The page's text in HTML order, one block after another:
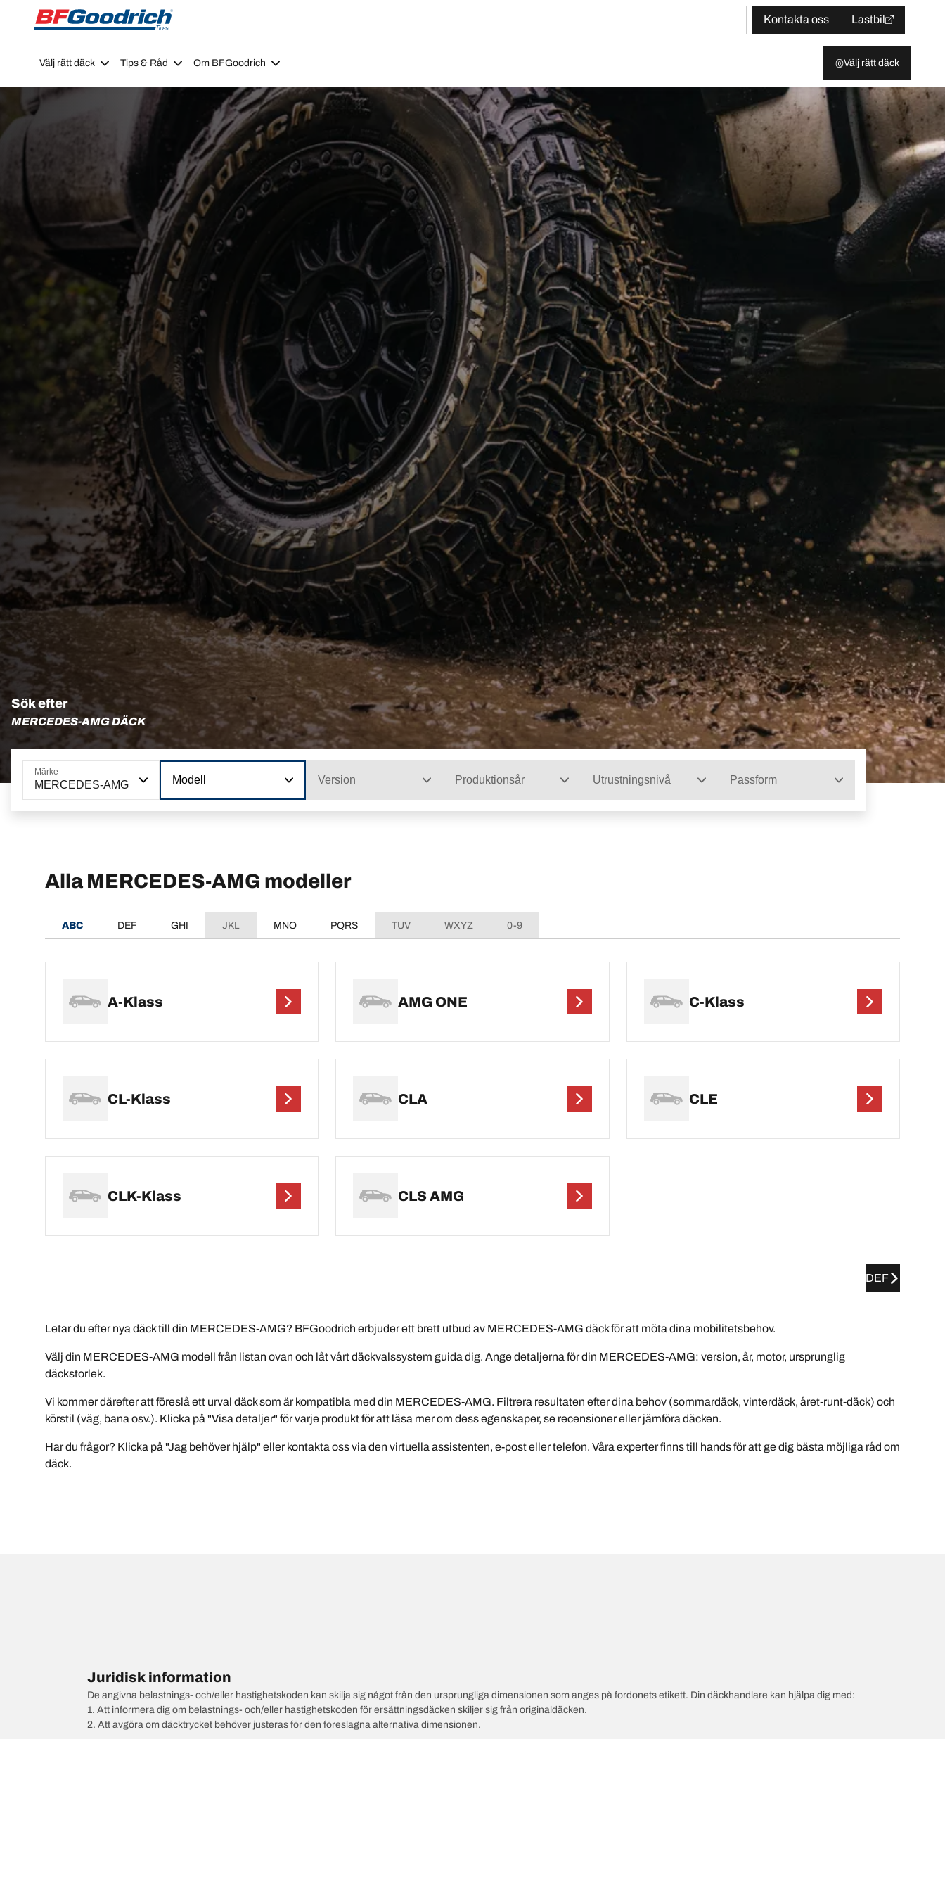
Go to page content
Go to page navigation
Kontakta oss
Lastbil
Välj rätt däck Tips & Råd Om BFGoodrich Välj rätt däck
Sök efter
MERCEDES-AMG DÄCK
Märke
MERCEDES-AMG Modell Version Produktionsår Utrustningsnivå Passform
Alla MERCEDES-AMG modeller
ABC DEF GHI JKL MNO PQRS TUV WXYZ 0-9
A-Klass AMG ONE C-Klass
CL-Klass CLA CLE
CLK-Klass CLS AMG
DEF
Letar du efter nya däck till din MERCEDES-AMG? BFGoodrich erbjuder ett brett utbud av MERCEDES-AMG däck för att möta dina mobilitetsbehov.
Välj din MERCEDES-AMG modell från listan ovan och låt vårt däckvalssystem guida dig. Ange detaljerna för din MERCEDES-AMG: version, år, motor, ursprunglig
däckstorlek.
Vi kommer därefter att föreslå ett urval däck som är kompatibla med din MERCEDES-AMG. Filtrera resultaten efter dina behov (sommardäck, vinterdäck, året-runt-däck) och
körstil (väg, bana osv.). Klicka på "Visa detaljer" för varje produkt för att läsa mer om dess egenskaper, se recensioner eller jämföra däcken.
Har du frågor? Klicka på "Jag behöver hjälp" eller kontakta oss via den virtuella assistenten, e-post eller telefon. Våra experter finns till hands för att ge dig bästa möjliga råd om
däck.
Juridisk information
De angivna belastnings- och/eller hastighetskoden kan skilja sig något från den ursprungliga dimensionen som anges på fordonets etikett. Din däckhandlare kan hjälpa dig med:
1. Att informera dig om belastnings- och/eller hastighetskoden för ersättningsdäcken skiljer sig från originaldäcken.
2. Att avgöra om däcktrycket behöver justeras för den föreslagna alternativa dimensionen.